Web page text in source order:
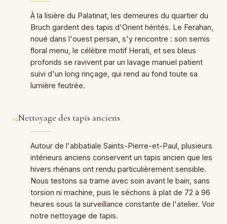
À la lisière du Palatinat, les demeures du quartier du
Bruch gardent des tapis d'Orient hérités. Le Ferahan,
noué dans l'ouest persan, s'y rencontre : son semis
floral menu, le célèbre motif Herati, et ses bleus
profonds se ravivent par un lavage manuel patient
suivi d'un long rinçage, qui rend au fond toute sa
lumière feutrée.
04Nettoyage des tapis anciens
Autour de l'abbatiale Saints-Pierre-et-Paul, plusieurs
intérieurs anciens conservent un tapis ancien que les
hivers rhénans ont rendu particulièrement sensible.
Nous testons sa trame avec soin avant le bain, sans
torsion ni machine, puis le séchons à plat de 72 à 96
heures sous la surveillance constante de l'atelier. Voir
notre nettoyage de tapis.